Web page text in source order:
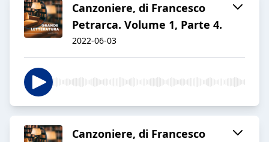
Canzoniere, di Francesco
Petrarca. Volume 1, Parte 4.
2022-06-03
Canzoniere, di Francesco